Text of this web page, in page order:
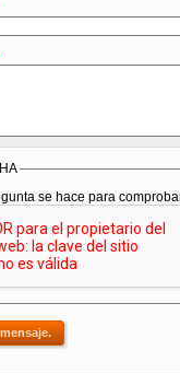
se hace para